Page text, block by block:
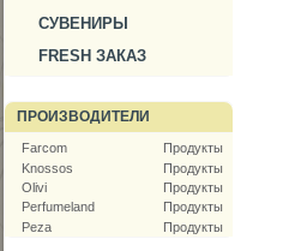
СУВЕНИРЫ
FRESH ЗАКАЗ
ПРОИЗВОДИТЕЛИ
Farcom
Продукты
Knossos
Продукты
Olivi
Продукты
Perfumeland
Продукты
Peza
Продукты